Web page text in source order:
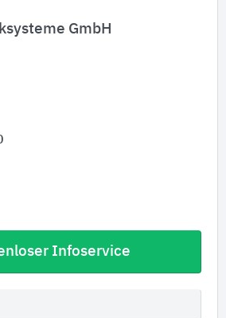
GmbH
Infoservice